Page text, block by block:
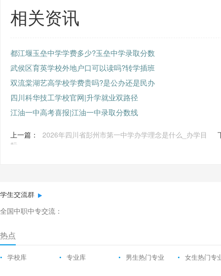
相关资讯
都江堰玉垒中学学费多少?玉垒中学录取分数
武侯区育英学校外地户口可以读吗?转学插班
双流棠湖艺高学校学费贵吗?是公办还是民办
四川科华技工学校官网|升学就业双路径
江油一中高考喜报|江油一中录取分数线
上一篇：
2026年四川省彭州市第一中学办学理念是什么_办学目
标
学生交流群
全国中职中专交流：
热点
• 学校库 • 专业库 • 男生热门专业 • 女生热门专